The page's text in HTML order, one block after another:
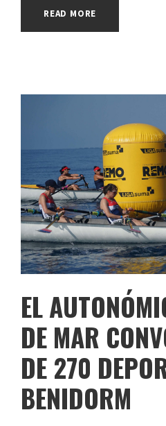
READ MORE
EL
DE MAR
DE 270
BENIDORM